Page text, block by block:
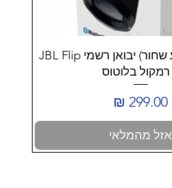
copy of (בצבע שחור) יבואן רשמי JBL Flip
מחיר
אזל מהמלאי